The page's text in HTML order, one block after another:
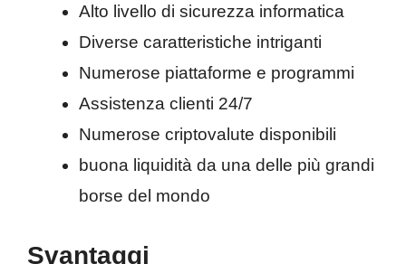
Alto livello di sicurezza informatica
Diverse caratteristiche intriganti
Numerose piattaforme e programmi
Assistenza clienti 24/7
Numerose criptovalute disponibili
buona liquidità da una delle più grandi
borse del mondo
Svantaggi